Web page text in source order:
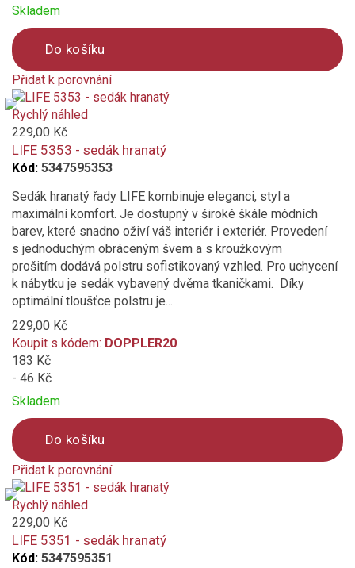
Skladem
Do košíku
Přidat k porovnání
Product
is
added
to
compare
Rychlý náhled
229,00 Kč
LIFE 5353 - sedák hranatý
Kód: 5347595353
Sedák hranatý řady LIFE kombinuje eleganci, styl a
maximální komfort. Je dostupný v široké škále módních
barev, které snadno oživí váš interiér i exteriér. Provedení
s jednoduchým obráceným švem a s kroužkovým
prošitím dodává polstru sofistikovaný vzhled. Pro uchycení
k nábytku je sedák vybavený dvěma tkaničkami. Díky
optimální tloušťce polstru je...
229,00 Kč
Koupit s kódem: DOPPLER20
183 Kč
- 46 Kč
Skladem
Do košíku
Přidat k porovnání
Product
is
added
to
compare
Rychlý náhled
229,00 Kč
LIFE 5351 - sedák hranatý
Kód: 5347595351